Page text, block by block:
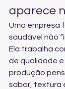
aparece
Uma empresa
saudável não
Ela trabalha
de qualidade
produção
sabor, textura